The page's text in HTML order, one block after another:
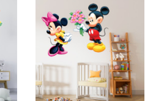
Klikni za detalje